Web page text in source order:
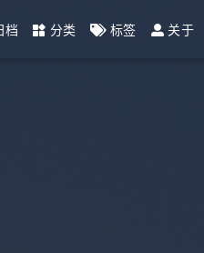
档 分类 标签 关于